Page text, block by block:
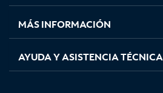
nuevanuevanuevanueva
MÁS INFORMACIÓN
AYUDA Y ASISTENCIA TÉCNICA